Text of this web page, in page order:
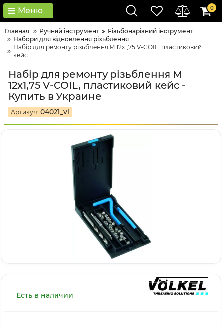
Меню 0
Главная Ручний інструмент
Різьбонарізний інструмент
Набори для відновлення різьблення
Набір для ремонту різьблення M 12x1,75 V-COIL, пластиковий
кейс
Набір для ремонту різьблення M
12x1,75 V-COIL, пластиковий кейс -
Купить в Украине
Артикул: 04021_vl
Есть в наличии